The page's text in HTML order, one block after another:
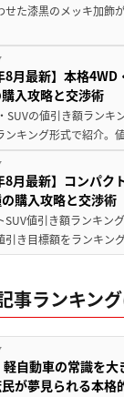
せた漆黒のメッキ加飾
8月最新】本格
入攻略と交渉術
SUVの値引き額ランキ
ンキング形式で紹介
8月最新】コンパ
購入攻略と交渉術
SUV値引き額ランキン
引き目標額をランキン
事ランキン
自動車の常識を
が夢見られる本格